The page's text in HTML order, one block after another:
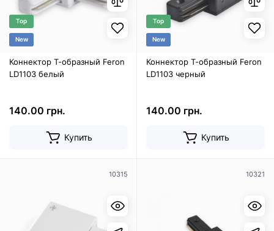
Top
New
Коннектор Т-образный Feron
LD1103 белый
140.00 грн.
Купить
Top
New
Коннектор Т-образный Feron
LD1103 черный
140.00 грн.
Купить
10315 10321